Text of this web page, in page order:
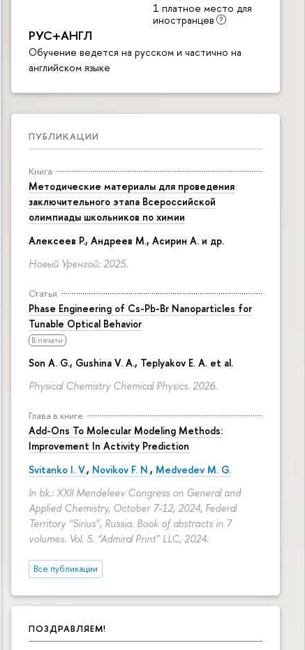
1 платное место для
иностранцев
РУС+АНГЛ
Обучение ведется на русском и частично на
английском языке
ПУБЛИКАЦИИ
Книга
Методические материалы для проведения
заключительного этапа Всероссийской
олимпиады школьников по химии
Алексеев Р., Андреев М., Асирин А. и др.
Новый Уренгой: 2025.
Статья
Phase Engineering of Cs-Pb-Br Nanoparticles for
Tunable Optical Behavior
В печати
Son A. G., Gushina V. A., Teplyakov E. A. et al.
Physical Chemistry Chemical Physics. 2026.
Глава в книге
Add-Ons To Molecular Modeling Methods:
Improvement In Activity Prediction
Svitanko I. V., Novikov F. N., Medvedev M. G.
In bk.: XXII Mendeleev Congress on General and
Applied Chemistry, October 7-12, 2024, Federal
Territory “Sirius”, Russia. Book of abstracts in 7
volumes. Vol. 5. “Admiral Print” LLC, 2024.
Все публикации
ПОЗДРАВЛЯЕМ!